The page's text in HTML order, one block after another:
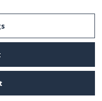
Policy
of Use